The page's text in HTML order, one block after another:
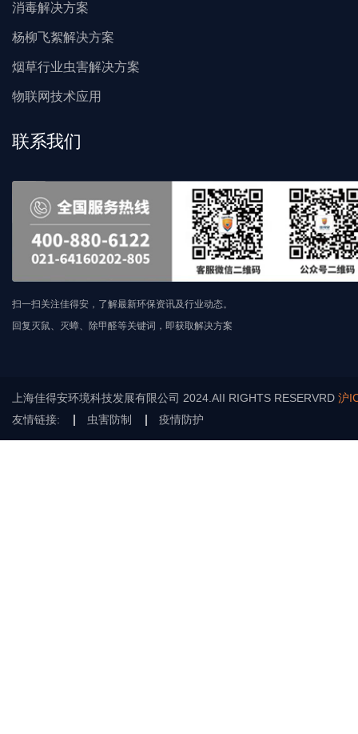
消毒解决方案
杨柳飞絮解决方案
烟草行业虫害解决方案
物联网技术应用
联系我们
扫一扫关注佳得安，了解最新环保资讯及行业动态。
回复灭鼠、灭蟑、除甲醛等关键词，即获取解决方案
上海佳得安环境科技发展有限公司 2024.AII RIGHTS RESERVRD 沪
友情链接:
虫害防制 疫情防护